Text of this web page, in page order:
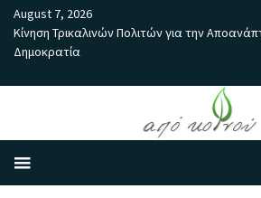
August 7, 2026
Κίνηση Τρικαλινών Πολιτών για την
Δημοκρατία